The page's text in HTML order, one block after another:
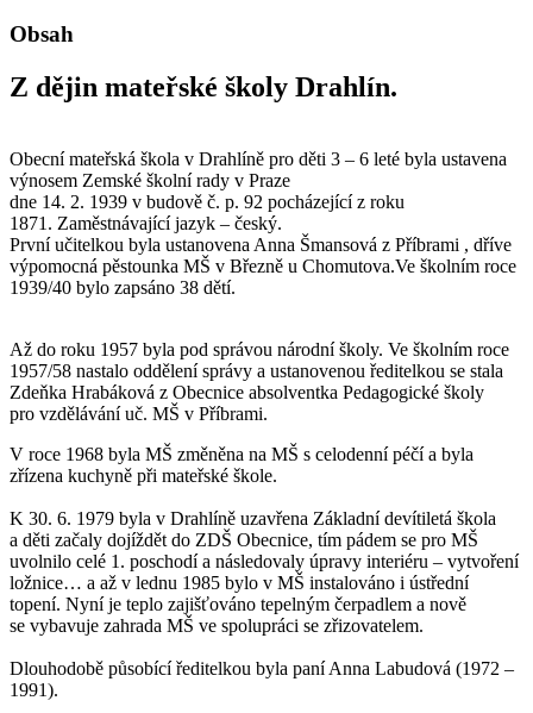
Obsah
Z dějin mateřské školy Drahlín.
Obecní mateřská škola v Drahlíně pro děti 3 – 6 leté byla ustavena
výnosem Zemské školní rady v Praze
dne 14. 2. 1939 v budově č. p. 92 pocházející z roku
1871. Zaměstnávající jazyk – český.
První učitelkou byla ustanovena Anna Šmansová z Příbrami , dříve
výpomocná pěstounka MŠ v Březně u Chomutova.Ve školním roce
1939/40 bylo zapsáno 38 dětí.
Až do roku 1957 byla pod správou národní školy. Ve školním roce
1957/58 nastalo oddělení správy a ustanovenou ředitelkou se stala
Zdeňka Hrabáková z Obecnice absolventka Pedagogické školy
pro vzdělávání uč. MŠ v Příbrami.
V roce 1968 byla MŠ změněna na MŠ s celodenní péčí a byla
zřízena kuchyně při mateřské škole.
K 30. 6. 1979 byla v Drahlíně uzavřena Základní devítiletá škola
a děti začaly dojíždět do ZDŠ Obecnice, tím pádem se pro MŠ
uvolnilo celé 1. poschodí a následovaly úpravy interiéru – vytvoření
ložnice… a až v lednu 1985 bylo v MŠ instalováno i ústřední
topení. Nyní je teplo zajišťováno tepelným čerpadlem a nově
se vybavuje zahrada MŠ ve spolupráci se zřizovatelem.
Dlouhodobě působící ředitelkou byla paní Anna Labudová (1972 –
1991).